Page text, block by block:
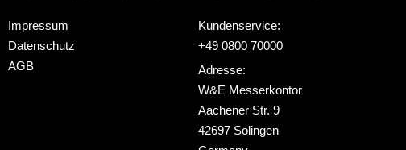
Impressum
Datenschutz
AGB
Kundenservice:
+49 0800 70000
Adresse:
W&E Messerkontor
Aachener Str. 9
42697 Solingen